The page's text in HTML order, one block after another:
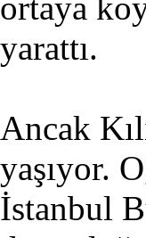
yarattı.
Ancak
yaşıyor.
İstanbul